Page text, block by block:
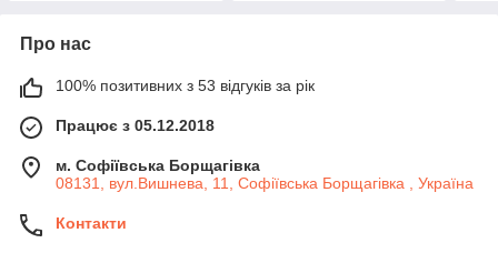
Про нас
100% позитивних з 53 відгуків за рік
Працює з 05.12.2018
м. Софіївська Борщагівка
08131, вул.Вишнева, 11, Софіївська Борщагівка , Україна
Контакти